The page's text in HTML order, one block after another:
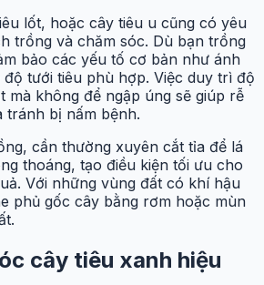
lốt, hoặc cây tiêu u cũng có yêu
trồng và chăm sóc. Dù bạn trồng
bảo các yếu tố cơ bản như ánh
tưới tiêu phù hợp. Việc duy trì độ
mà không để ngập úng sẽ giúp rễ
tránh bị nấm bệnh.
cần thường xuyên cắt tỉa để lá
thoáng, tạo điều kiện tối ưu cho
Với những vùng đất có khí hậu
phủ gốc cây bằng rơm hoặc mùn
cây tiêu xanh hiệu